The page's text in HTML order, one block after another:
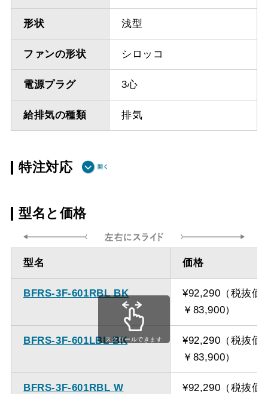
形状 浅型
ファンの形状 シロッコ
電源プラグ 3心
給排気の種類 排気
特注対応
方
ｍ）
ダクト方向上
方
最大寸法 1035ｍｍ
点検口を設けての最小寸
法は弊社にお問い合わせ
ください。
型名と価格
型名 価格
BFRS-3F-601RBL BK
¥92,290（税抜価
￥83,900）
BFRS-3F-601LBL BK
¥92,290（税抜価
￥83,900）
BFRS-3F-601RBL W
¥92,290（税抜価
スクロールできます